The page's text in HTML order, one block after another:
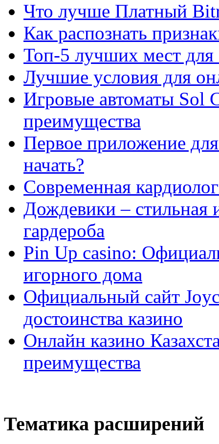
Что лучше Платный
Как распознать
Топ-5 лучших мест для
Лучшие условия для
Игровые автоматы Sol
преимущества
Первое приложение
начать?
Современная
Дождевики – стильная
гардероба
Pin Up casino:
игорного дома
Официальный сайт
достоинства казино
Онлайн казино
преимущества
Тематика расширений